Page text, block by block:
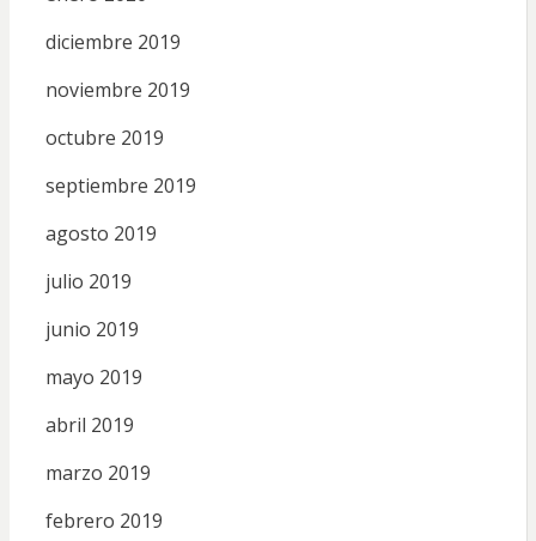
diciembre 2019
noviembre 2019
octubre 2019
septiembre 2019
agosto 2019
julio 2019
junio 2019
mayo 2019
abril 2019
marzo 2019
febrero 2019